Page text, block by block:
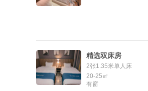
精选双床房
2张1.35米单人床
20-25㎡
有窗